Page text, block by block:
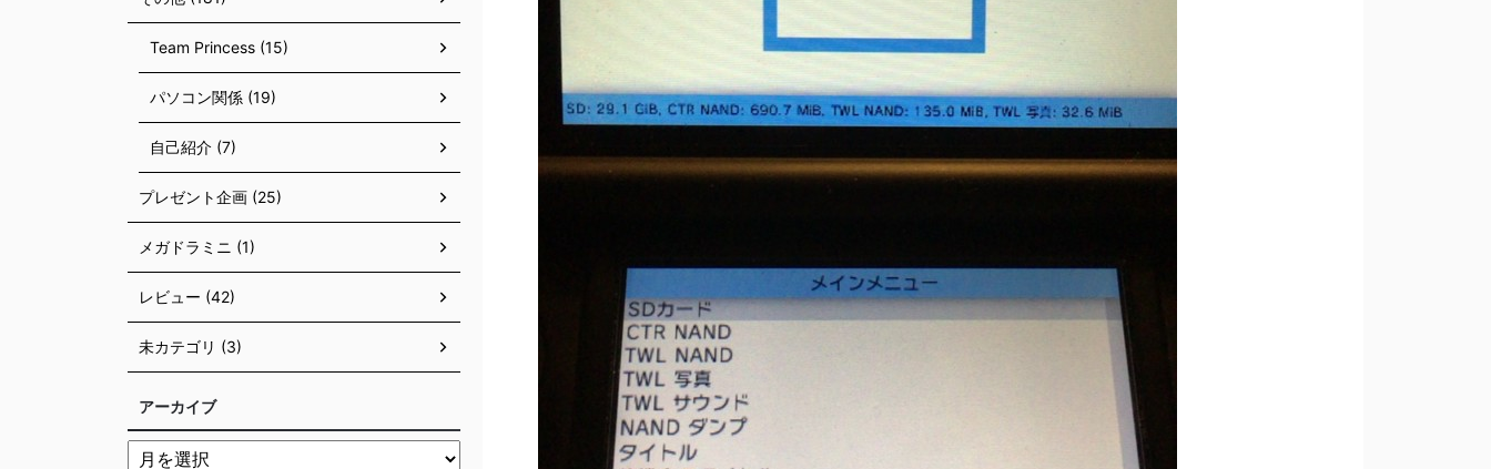
Team Princess (15)
パソコン関係 (19)
自己紹介 (7)
プレゼント企画 (25)
メガドラミニ (1)
レビュー (42)
未カテゴリ (3)
アーカイブ